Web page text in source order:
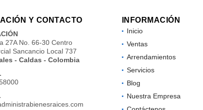
Y CONTACTO
27A No. 66-30 Centro
Sancancio Local 737
- Caldas - Colombia
INFORMACIÓN
Inicio
Ventas
Arrendamientos
Servicios
Blog
Nuestra Empresa